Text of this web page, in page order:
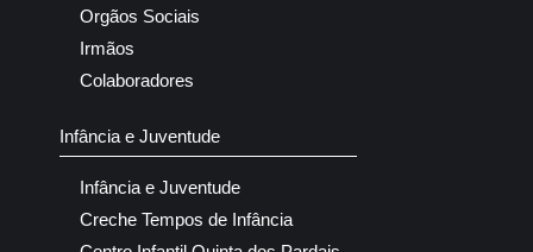
Orgãos Sociais
Irmãos
Colaboradores
Infância e Juventude
Infância e Juventude
Creche Tempos de Infância